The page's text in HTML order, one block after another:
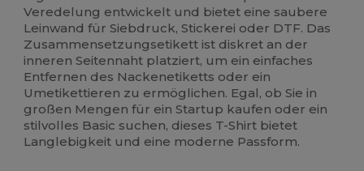
Veredelung entwickelt und bietet eine saubere
Leinwand für Siebdruck, Stickerei oder DTF. Das
Zusammensetzungsetikett ist diskret an der
inneren Seitennaht platziert, um ein einfaches
Entfernen des Nackenetiketts oder ein
Umetikettieren zu ermöglichen. Egal, ob Sie in
großen Mengen für ein Startup kaufen oder ein
stilvolles Basic suchen, dieses T-Shirt bietet
Langlebigkeit und eine moderne Passform.